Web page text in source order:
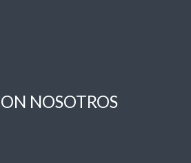
NOSOTROS